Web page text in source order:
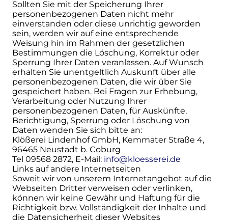
Sollten Sie mit der Speicherung Ihrer
personenbezogenen Daten nicht mehr
einverstanden oder diese unrichtig geworden
sein, werden wir auf eine entsprechende
Weisung hin im Rahmen der gesetzlichen
Bestimmungen die Löschung, Korrektur oder
Sperrung Ihrer Daten veranlassen. Auf Wunsch
erhalten Sie unentgeltlich Auskunft über alle
personenbezogenen Daten, die wir über Sie
gespeichert haben. Bei Fragen zur Erhebung,
Verarbeitung oder Nutzung Ihrer
personenbezogenen Daten, für Auskünfte,
Berichtigung, Sperrung oder Löschung von
Daten wenden Sie sich bitte an:
Klößerei Lindenhof GmbH, Kemmater Straße 4,
96465 Neustadt b. Coburg
Tel 09568 2872, E-Mail: info@kloesserei.de
Links auf andere Internetseiten
Soweit wir von unserem Internetangebot auf die
Webseiten Dritter verweisen oder verlinken,
können wir keine Gewähr und Haftung für die
Richtigkeit bzw. Vollständigkeit der Inhalte und
die Datensicherheit dieser Websites